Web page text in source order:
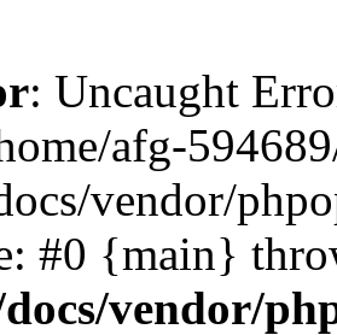
: Uncaught
afg-
vendor/
#0 {main}
vendor/